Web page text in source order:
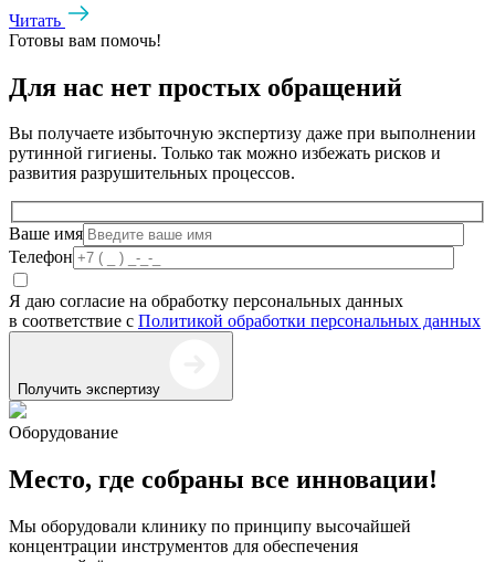
Читать
Готовы вам помочь!
Для нас нет простых обращений
Вы получаете избыточную экспертизу даже при выполнении
рутинной гигиены. Только так можно избежать рисков и
развития разрушительных процессов.
Ваше имя
Телефон
Я даю согласие на обработку персональных данных
в соответствие с Политикой обработки персональных данных
Получить экспертизу
Оборудование
Место, где собраны все инновации!
Мы оборудовали клинику по принципу высочайшей
концентрации инструментов для обеспечения